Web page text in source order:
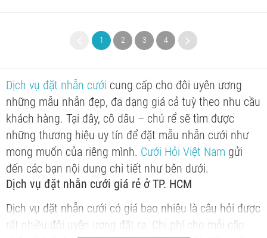
1 2 3 4
Dịch vụ đặt nhẫn cưới cung cấp cho đôi uyên ương
những mẫu nhẫn đẹp, đa dạng giá cả tuỳ theo nhu cầu
khách hàng. Tại đây, cô dâu – chú rể sẽ tìm được
những thương hiệu uy tín để đặt mẫu nhẫn cưới như
mong muốn của riêng mình. Cưới Hỏi Việt Nam gửi
đến các bạn nội dung chi tiết như bên dưới.
Dịch vụ đặt nhẫn cưới giá rẻ ở TP. HCM
Dịch vụ đặt nhẫn cưới có giá bao nhiêu là câu hỏi được
rất nhiều đôi uyên ương đặt ra. Chi phí cho mỗi cặp